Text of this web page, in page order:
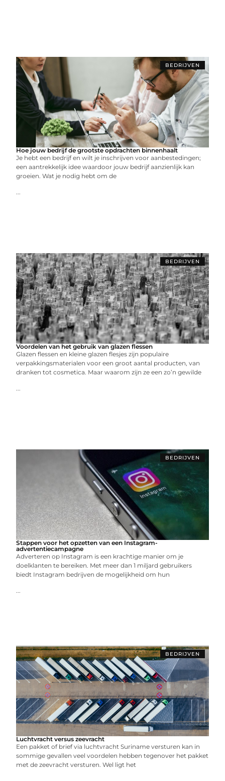
BEDRIJVEN
Hoe jouw bedrijf de grootste opdrachten binnenhaalt
Je hebt een bedrijf en wilt je inschrijven voor aanbestedingen;
een aantrekkelijk idee waardoor jouw bedrijf aanzienlijk kan
groeien. Wat je nodig hebt om de
...
BEDRIJVEN
Voordelen van het gebruik van glazen flessen
Glazen flessen en kleine glazen flesjes zijn populaire
verpakkingsmaterialen voor een groot aantal producten, van
dranken tot cosmetica. Maar waarom zijn ze een zo’n gewilde
...
BEDRIJVEN
Stappen voor het opzetten van een Instagram-
advertentiecampagne
Adverteren op Instagram is een krachtige manier om je
doelklanten te bereiken. Met meer dan 1 miljard gebruikers
biedt Instagram bedrijven de mogelijkheid om hun
...
BEDRIJVEN
Luchtvracht versus zeevracht
Een pakket of brief via luchtvracht Suriname versturen kan in
sommige gevallen veel voordelen hebben tegenover het pakket
met de zeevracht versturen. Wel ligt het